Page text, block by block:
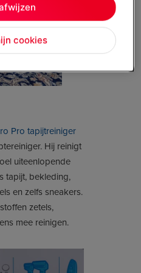
Pro tapijtreiniger
Hij reinigt
uiteenlopende
tapijt, bekleding,
en zelfs sneakers.
zetels,
mee reinigen.
cookies